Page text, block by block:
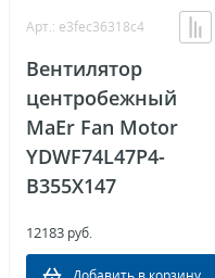
Арт.: e3fec36318c4
Вентилятор
центробежный
MaEr Fan Motor
YDWF74L47P4-
B355X147
12183 руб.